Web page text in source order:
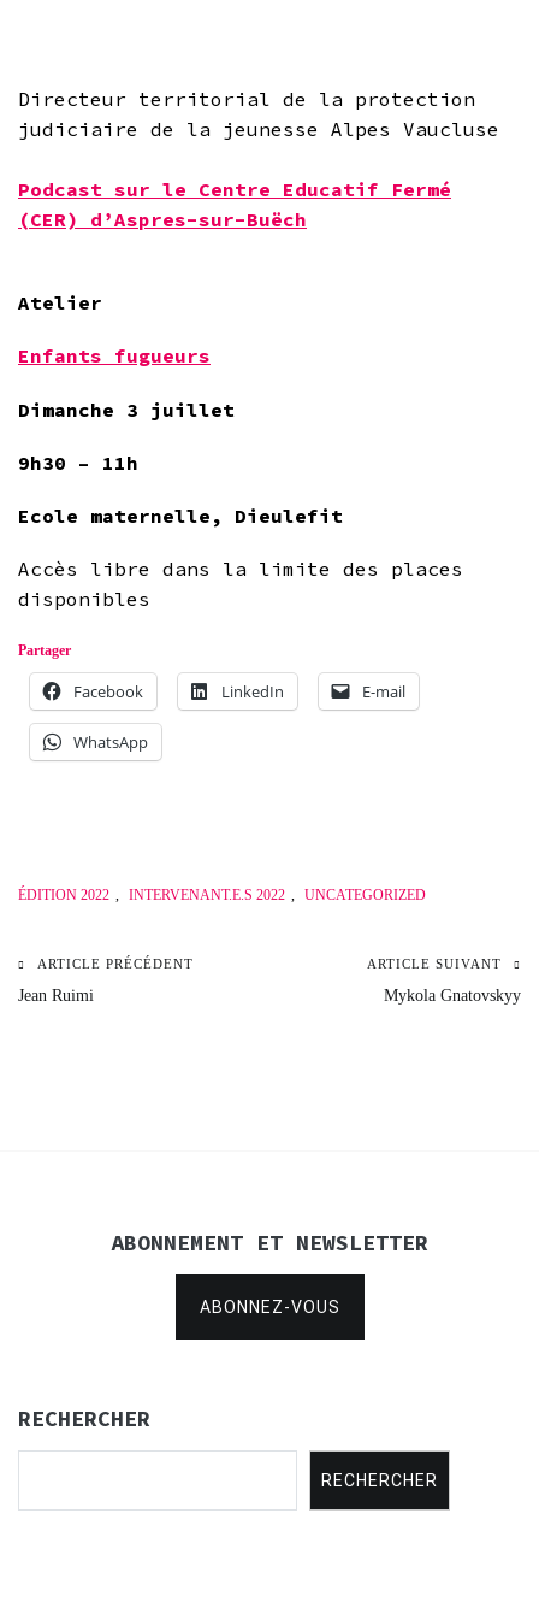
Directeur territorial de la protection
judiciaire de la jeunesse Alpes Vaucluse
Podcast sur le Centre Educatif Fermé
(CER) d’Aspres-sur-Buëch
Atelier
Enfants fugueurs
Dimanche 3 juillet
9h30 – 11h
Ecole maternelle, Dieulefit
Accès libre dans la limite des places
disponibles
Partager
Facebook LinkedIn E-mail
WhatsApp
ÉDITION 2022 , INTERVENANT.E.S 2022 , UNCATEGORIZED
Navigation
ARTICLE PRÉCÉDENT
Jean Ruimi
ARTICLE SUIVANT
Mykola Gnatovskyy
ABONNEMENT ET NEWSLETTER
ABONNEZ-VOUS
RECHERCHER
RECHERCHER